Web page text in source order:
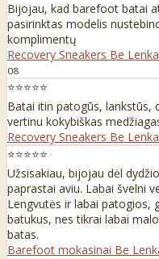
Bijojau, kad barefoot batai
pasirinktas modelis
komplimentų
Recovery Sneakers Be
08
⭐⭐⭐⭐⭐
Batai itin patogūs, lankstūs,
vertinu kokybiškas
Recovery Sneakers Be
⭐⭐⭐⭐⭐
Užsisakiau, bijojau dėl
paprastai aviu. Labai švelni
Lengvutės ir labai patogios,
batukus, nes tikrai labai
batas.
Barefoot mokasinai Be